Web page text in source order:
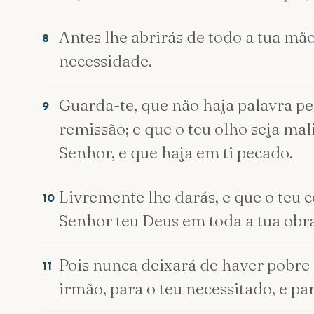
8
Antes lhe abrirás de todo a tua
necessidade.
9
Guarda-te, que não haja palavra
remissão; e que o teu olho seja
Senhor, e que haja em ti pecado.
10 Livremente lhe darás, e que o teu
Senhor teu Deus em toda a tua
11 Pois nunca deixará de haver
irmão, para o teu necessitado, e